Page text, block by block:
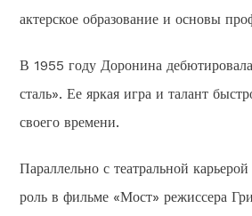
актерское образование и основы
В 1955 году Доронина
сталь». Ее яркая игра и талант
своего времени.
Параллельно с театральной
роль в фильме «Мост» режиссера